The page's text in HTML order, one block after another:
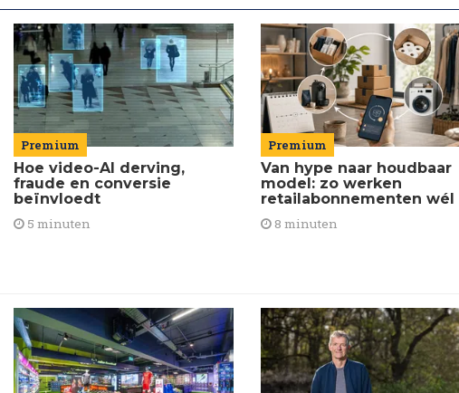
Premium
Hoe video-AI derving,
fraude en conversie
beïnvloedt
5 minuten
Premium
Van hype naar houdbaar
model: zo werken
retailabonnementen wél
8 minuten